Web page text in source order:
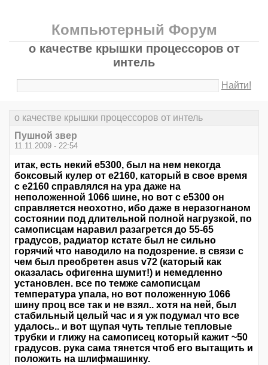
Компьютерный Форум
о качестве крышки процессоров от
интель
Найти!
о качестве крышки процессоров от интель
Пушной звер
11.11.2009 - 22:54
итак, есть некий е5300, был на нем некогда
боксовый кулер от е2160, каторый в свое время
с е2160 справлялся на ура даже на
неположенной 1066 шине, но вот с е5300 он
справляется неохотно, ибо даже в неразогнаном
состоянии под длительной полной нагрузкой, по
самописцам наравил разагрется до 55-65
градусов, радиатор кстате был не сильно
горячий что наводило на подозрение. в связи с
чем был преобретен asus v72 (каторый как
оказалась офигенна шумит!) и немедленно
установлен. все по темже самописцам
температура упала, но вот положенную 1066
шину проц все так и не взял.. хотя на ней, был
стабильный целый час и я уж подумал что все
удалось.. и вот щупая чуть теплые тепловые
трубки и глижу на самописец который кажит ~50
градусов. рука сама тянется чтоб его вытащить и
положить на шлифмашинку.